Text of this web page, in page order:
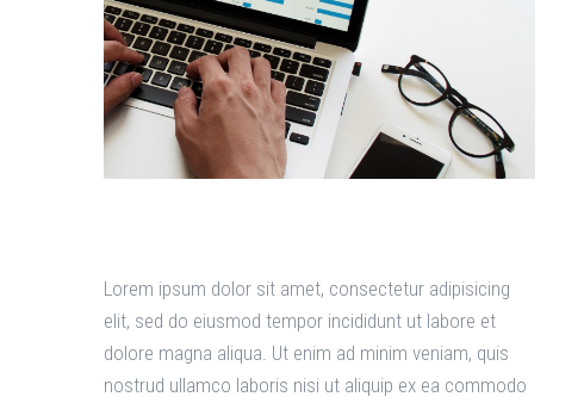
Lorem ipsum dolor sit amet, consectetur adipisicing
elit, sed do eiusmod tempor incididunt ut labore et
dolore magna aliqua. Ut enim ad minim veniam, quis
nostrud ullamco laboris nisi ut aliquip ex ea commodo